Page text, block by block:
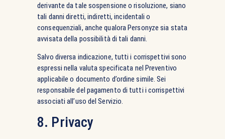
derivante da tale sospensione o risoluzione, siano
tali danni diretti, indiretti, incidentali o
consequenziali, anche qualora Personyze sia stata
avvisata della possibilità di tali danni.
Salvo diversa indicazione, tutti i corrispettivi sono
espressi nella valuta specificata nel Preventivo
applicabile o documento d’ordine simile. Sei
responsabile del pagamento di tutti i corrispettivi
associati all’uso del Servizio.
8. Privacy